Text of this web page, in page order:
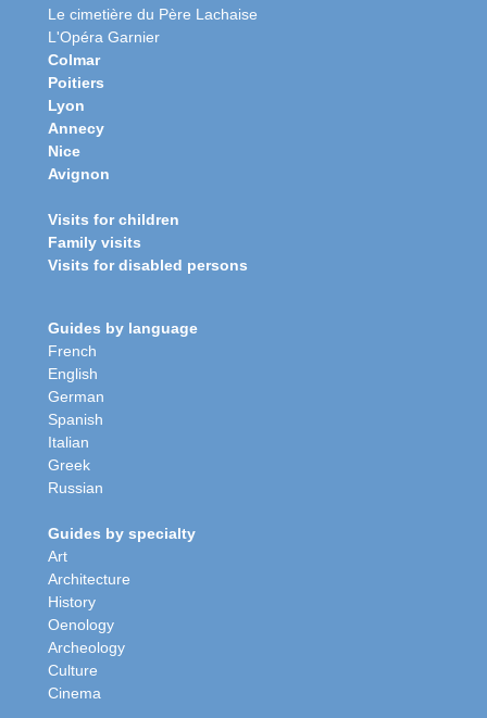
Le cimetière du Père Lachaise
L'Opéra Garnier
Colmar
Poitiers
Lyon
Annecy
Nice
Avignon
Visits for children
Family visits
Visits for disabled persons
Guides by language
French
English
German
Spanish
Italian
Greek
Russian
Guides by specialty
Art
Architecture
History
Oenology
Archeology
Culture
Cinema